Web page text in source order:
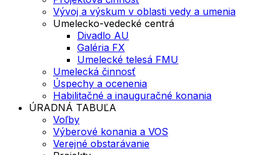
Vývoj a výskum v oblasti vedy a umenia
Umelecko-vedecké centrá
Divadlo AU
Galéria FX
Umelecké telesá FMU
Umelecká činnosť
Úspechy a ocenenia
Habilitačné a inauguračné konania
ÚRADNÁ TABUĽA
Voľby
Výberové konania a VOS
Verejné obstarávanie